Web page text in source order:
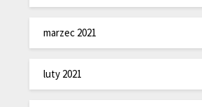
marzec 2021
luty 2021